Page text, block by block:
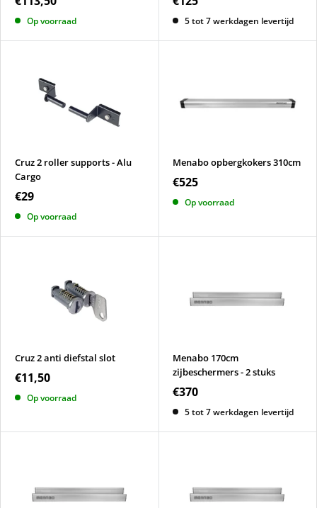
Op voorraad 5 tot 7 werkdagen levertijd
Cruz 2 roller supports - Alu
Cargo
€29
Op voorraad
Menabo opbergkokers 310cm
€525
Op voorraad
Cruz 2 anti diefstal slot
€11,50
Op voorraad
Menabo 170cm
zijbeschermers - 2 stuks
€370
5 tot 7 werkdagen levertijd